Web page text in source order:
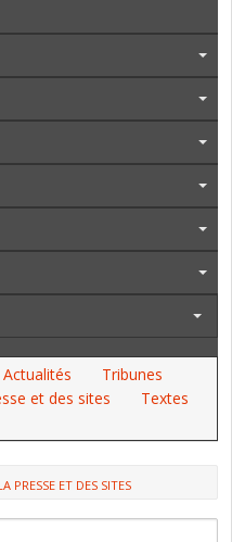
Actualités
Tribunes
et des sites
Textes
PRESSE ET DES SITES